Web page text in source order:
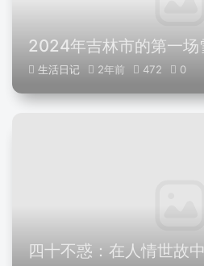
2024年吉林市的第一场
生活日记 2年前 472 0
四十不惑：在人情世故